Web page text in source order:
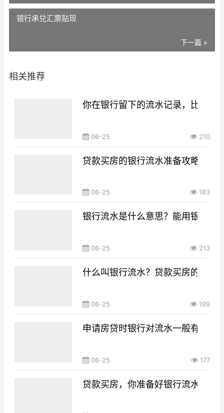
银行承兑汇票贴现
下一篇 »
相关推荐
你在银行留下的流水记录，比你想
06-25 210
贷款买房的银行流水准备攻略，你
06-25 183
银行流水是什么意思？能用银行流
06-25 213
什么叫银行流水？贷款买房的银行
06-25 199
申请房贷时银行对流水一般有什么
06-25 177
贷款买房，你准备好银行流水了吗